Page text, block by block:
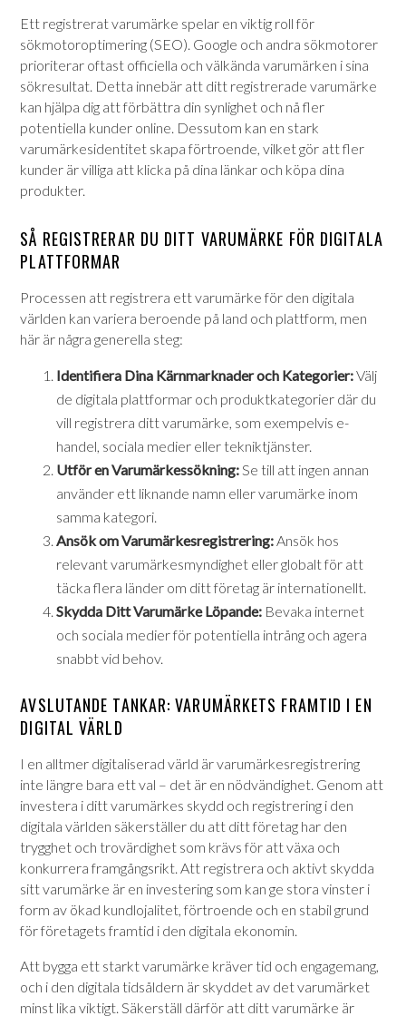
Ett registrerat varumärke spelar en viktig roll för
sökmotoroptimering (SEO). Google och andra sökmotorer
prioriterar oftast officiella och välkända varumärken i sina
sökresultat. Detta innebär att ditt registrerade varumärke
kan hjälpa dig att förbättra din synlighet och nå fler
potentiella kunder online. Dessutom kan en stark
varumärkesidentitet skapa förtroende, vilket gör att fler
kunder är villiga att klicka på dina länkar och köpa dina
produkter.
SÅ REGISTRERAR DU DITT VARUMÄRKE FÖR DIGITALA
PLATTFORMAR
Processen att registrera ett varumärke för den digitala
världen kan variera beroende på land och plattform, men
här är några generella steg:
Identifiera Dina Kärnmarknader och Kategorier:Välj
de digitala plattformar och produktkategorier där du
vill registrera ditt varumärke, som exempelvis e-
handel, sociala medier eller tekniktjänster.
Utför en Varumärkessökning:Se till att ingen annan
använder ett liknande namn eller varumärke inom
samma kategori.
Ansök om Varumärkesregistrering:Ansök hos
relevant varumärkesmyndighet eller globalt för att
täcka flera länder om ditt företag är internationellt.
Skydda Ditt Varumärke Löpande: Bevaka internet
och sociala medier för potentiella intrång och agera
snabbt vid behov.
AVSLUTANDE TANKAR: VARUMÄRKETS FRAMTID I EN
DIGITAL VÄRLD
I en alltmer digitaliserad värld är varumärkesregistrering
inte längre bara ett val – det är en nödvändighet. Genom att
investera i ditt varumärkes skydd och registrering i den
digitala världen säkerställer du att ditt företag har den
trygghet och trovärdighet som krävs för att växa och
konkurrera framgångsrikt. Att registrera och aktivt skydda
sitt varumärke är en investering som kan ge stora vinster i
form av ökad kundlojalitet, förtroende och en stabil grund
för företagets framtid i den digitala ekonomin.
Att bygga ett starkt varumärke kräver tid och engagemang,
och i den digitala tidsåldern är skyddet av det varumärket
minst lika viktigt. Säkerställ därför att ditt varumärke är